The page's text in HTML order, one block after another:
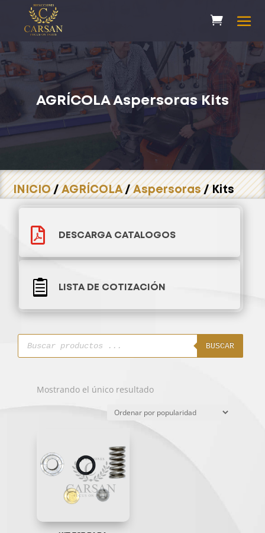
AGRÍCOLA AspersorasKits
INICIO/AGRÍCOLA/Aspersoras/ Kits
 DESCARGA CATALOGOS
 LISTA DE COTIZACIÓN
Búsqueda
productos
BUSCAR
Mostrando el único resultado